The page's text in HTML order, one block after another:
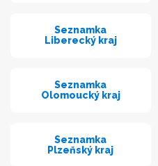
Seznamka
Liberecký kraj
Seznamka
Olomoucký kraj
Seznamka
Plzeňský kraj